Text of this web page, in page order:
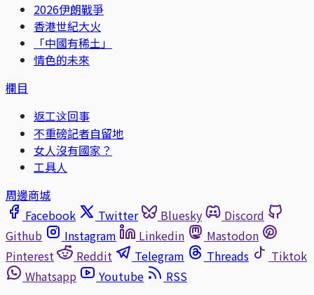
2026伊朗戰爭
香港世紀大火
「中國有稀土」
情色的未來
欄目
返工这回事
不重磅記者自留地
女人沒有國家？
工具人
周邊商城
Facebook
Twitter Bluesky
Discord
Github
Instagram Linkedin
Mastodon
Pinterest
Reddit Telegram Threads
Tiktok
Whatsapp
Youtube
RSS